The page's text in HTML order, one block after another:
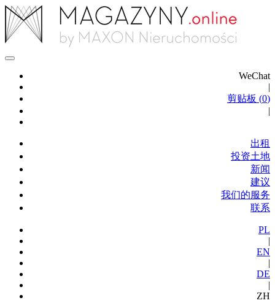
WeChat
|
剪贴板 (0)
|
出租
投资土地
新闻
建议
我们的服务
联系
PL
|
EN
|
DE
|
ZH